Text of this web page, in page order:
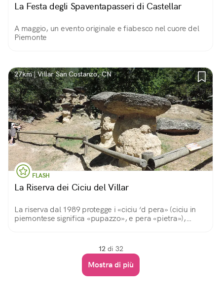
La Festa degli Spaventapasseri di Castellar
A maggio, un evento originale e fiabesco nel cuore del
Piemonte
27km | Villar San Costanzo, CN
FLASH
La Riserva dei Ciciu del Villar
La riserva dal 1989 protegge i «ciciu ‘d pera» (ciciu in
piemontese significa «pupazzo», e pera «pietra»),
12 di 32
Mostra di più